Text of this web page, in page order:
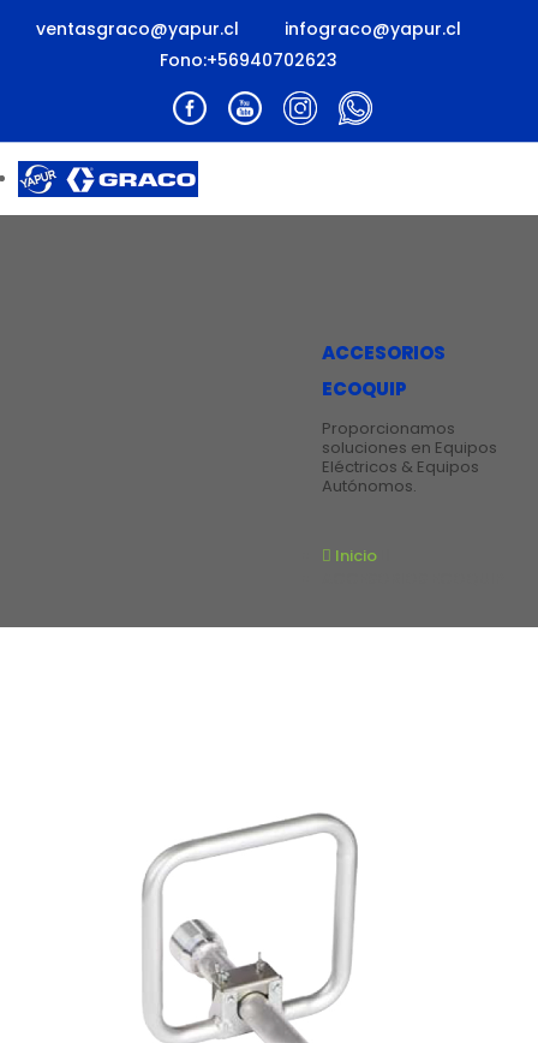
ventasgraco@yapur.cl
infograco@yapur.cl
Fono:+56940702623
ACCESORIOS
ECOQUIP
Proporcionamos
soluciones en Equipos
Eléctricos & Equipos
Autónomos.
Inicio